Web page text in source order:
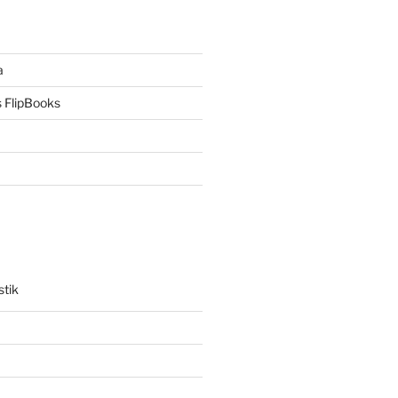
FlipBooks